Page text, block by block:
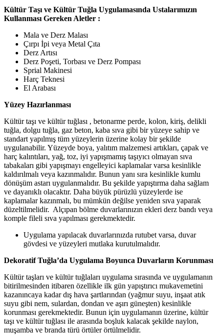
Kültür Taşı ve Kültür Tuğla Uygulamasında Ustalarımızın
Kullanması Gereken Aletler :
Mala ve Derz Malası
Çırpı İpi veya Metal Çıta
Derz Artısı
Derz Poşeti, Torbası ve Derz Pompası
Sprial Makinesi
Harç Teknesi
El Arabası
Yüzey Hazırlanması
Kültür taşı ve kültür tuğlası , betonarme perde, kolon, kiriş, delikli
tuğla, dolgu tuğla, gaz beton, kaba sıva gibi bir yüzeye sahip ve
standart yapılmış tüm yüzeylerin üzerine kolay bir şekilde
uygulanabilir. Yüzeyde boya, yalıtım malzemesi artıkları, çapak ve
harç kalıntıları, yağ, toz, iyi yapışmamış taşıyıcı olmayan sıva
tabakaları gibi yapışmayı engelleyici kaplamalar varsa kesinlikle
kaldırılmalı veya kazınmalıdır. Bunun yanı sıra kesinlikle kumlu
dönüşüm astarı uygulanmalıdır. Bu şekilde yapıştırma daha sağlam
ve dayanıklı olacaktır. Daha büyük pürüzlü yüzeylerde ise
kaplamalar kazınmalı, bu mümkün değilse yeniden sıva yaparak
düzeltilmelidir. Alçıpan bölme duvarlarınızın ekleri derz bandı veya
komple fileli sıva yapılması gerekmektedir.
Uygulama yapılacak duvarlarınızda rutubet varsa, duvar
gövdesi ve yüzeyleri mutlaka kurutulmalıdır.
Dekoratif Tuğla’da Uygulama Boyunca Duvarların Korunması
Kültür taşları ve kültür tuğlaları uygulama sırasında ve uygulamanın
bitirilmesinden itibaren özellikle ilk gün yapıştırıcı mukavemetini
kazanıncaya kadar dış hava şartlarından (yağmur suyu, inşaat atık
suyu gibi nem, sulardan, dondan ve aşırı güneşten) kesinlikle
korunması gerekmektedir. Bunun için uygulamanın üzerine, kültür
taşı ve kültür tuğlası ile arasında boşluk kalacak şekilde naylon,
muşamba ve branda türü örtüler örtülmelidir.